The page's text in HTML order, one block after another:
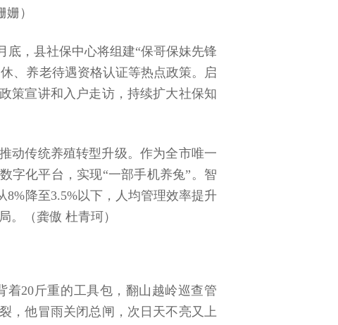
）
底，县社保中心将组建“保哥保妹先锋
、养老待遇资格认证等热点政策。启
策宣讲和入户走访，持续扩大社保知
动传统养殖转型升级。作为全市唯一
字化平台，实现“一部手机养兔”。智
降至3.5%以下，人均管理效率提升
。（龚傲 杜青珂）
20斤重的工具包，翻山越岭巡查管
，他冒雨关闭总闸，次日天不亮又上